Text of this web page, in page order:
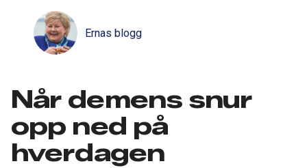
Ernas blogg
Når demens snur
opp ned på
hverdagen